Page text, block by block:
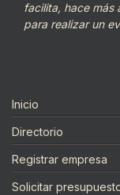
facilita, hace más
para realizar un
Inicio
Directorio
Registrar empresa
Solicitar